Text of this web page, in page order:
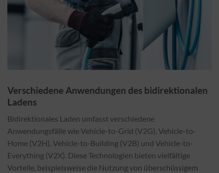
Verschiedene Anwendungen des bidirektionalen
Ladens
Bidirektionales Laden umfasst verschiedene
Anwendungsfälle wie Vehicle-to-Grid (V2G), Vehicle-to-
Home (V2H), Vehicle-to-Building (V2B) und Vehicle-to-
Everything (V2X). Diese Technologien bieten vielfältige
Vorteile, beispielsweise die Nutzung von überschüssigem